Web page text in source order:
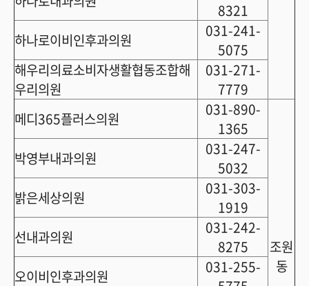
8321
하나로이비인후과의원
031-241-
5075
해우리의료소비자생활협동조합해
우리의원
031-271-
7779
메디365플러스의원
031-890-
1365
조원
동
박영부내과의원
031-247-
5032
밝은세상의원
031-303-
1919
선내과의원
031-242-
8275
오이비인후과의원
031-255-